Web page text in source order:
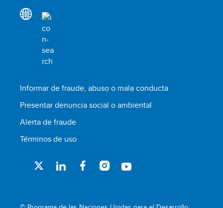
Informar de fraude, abuso o mala conducta
Presentar denuncia social o ambiental
Alerta de fraude
Términos de uso